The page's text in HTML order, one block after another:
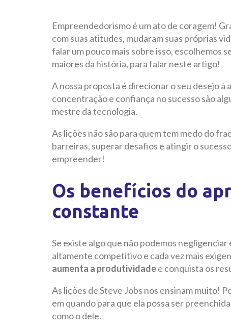
Empreendedorismo é um ato de coragem!
com suas atitudes, mudaram suas próprias
falar um pouco mais sobre isso, escolhemos
maiores da história, para falar neste artigo!
A nossa proposta é direcionar o seu desejo
concentração e confiança no sucesso são
mestre da tecnologia.
As lições não são para quem tem medo do
barreiras, superar desafios e atingir o
empreender!
Os benefícios do
constante
Se existe algo que não podemos
altamente competitivo e cada vez mais
aumenta a produtividadee conquista os
As lições de Steve Jobs nos ensinam muito!
em quando para que ela possa ser
como o dele.